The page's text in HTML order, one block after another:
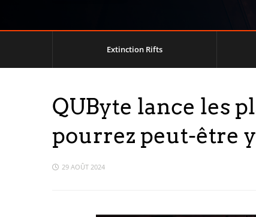
Extinction Rifts
QUByte lance les
pourrez peut-être
29 AOÛT 2024